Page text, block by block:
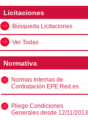
Licitaciones
Búsqueda Licitaciones
Ver Todas
Normativa
Normas Internas de
Contratación EPE Red.es
Pliego Condiciones
Generales desde 12/11/2013